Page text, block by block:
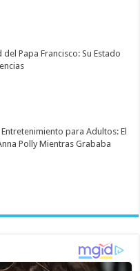
Papa Francisco: Su Estado
para Adultos: El
Polly Mientras Grababa